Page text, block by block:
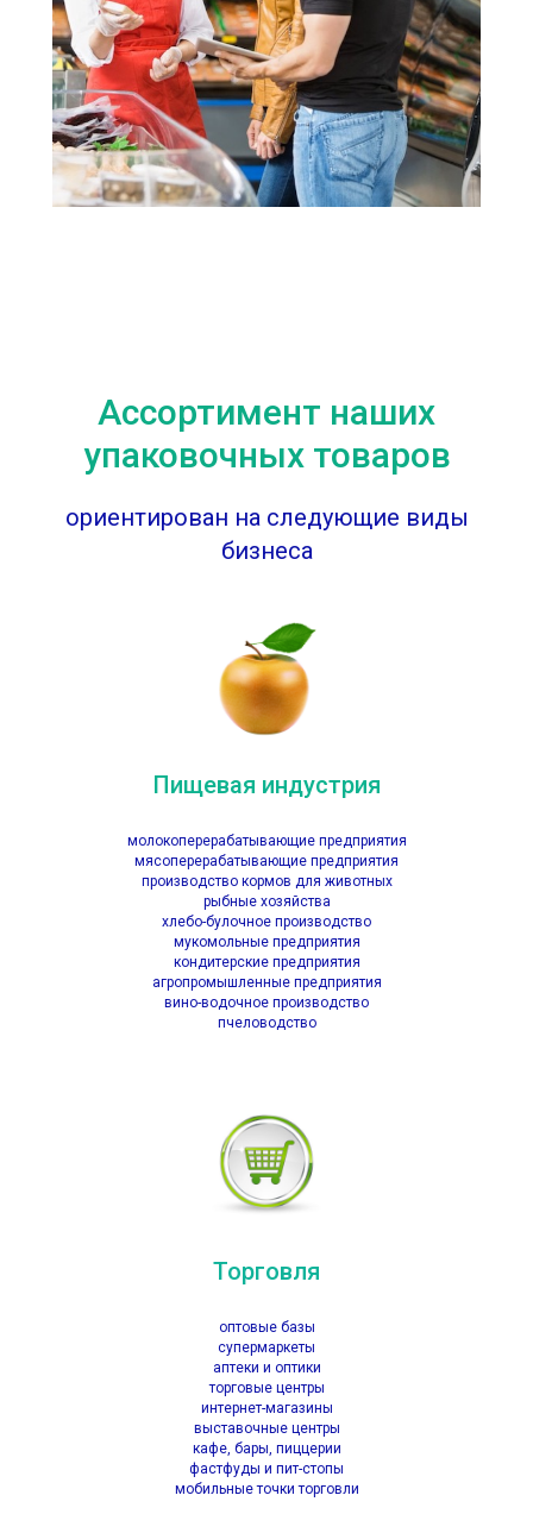
Ассортимент наших
упаковочных товаров
ориентирован на следующие виды
бизнеса
Пищевая индустрия
молокоперерабатывающие предприятия
мясоперерабатывающие предприятия
производство кормов для животных
рыбные хозяйства
хлебо-булочное производство
мукомольные предприятия
кондитерские предприятия
агропромышленные предприятия
вино-водочное производство
пчеловодство
Торговля
оптовые базы
супермаркеты
аптеки и оптики
торговые центры
интернет-магазины
выставочные центры
кафе, бары, пиццерии
фастфуды и пит-стопы
мобильные точки торговли